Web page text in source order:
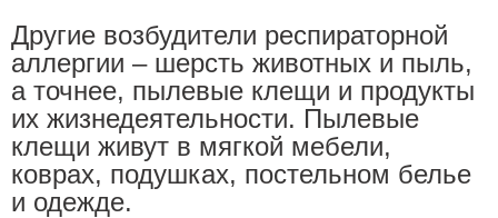
Другие возбудители респираторной
аллергии – шерсть животных и пыль,
а точнее, пылевые клещи и продукты
их жизнедеятельности. Пылевые
клещи живут в мягкой мебели,
коврах, подушках, постельном белье
и одежде.